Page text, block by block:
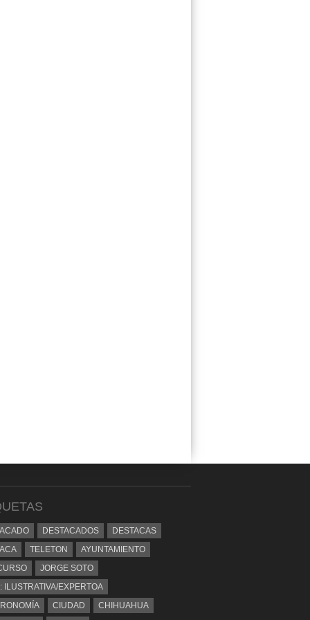
DESTACADOS
DESTACAS
TELETON
AYUNTAMIENTO
JORGE SOTO
ILUSTRATIVA/EXPERTOA
CIUDAD
CHIHUAHUA